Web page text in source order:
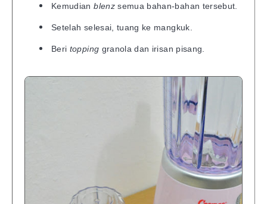
Kemudianblenzsemua bahan-bahan tersebut.
Setelah selesai, tuang ke mangkuk.
Beri topping granola dan irisan pisang.